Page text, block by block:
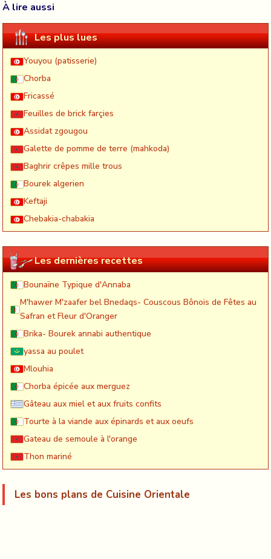
À lire aussi
Les plus lues
Youyou (patisserie)
Chorba
Fricassé
Feuilles de brick farçies
Assidat zgougou
Galette de pomme de terre (mahkoda)
Baghrir crêpes mille trous
Bourek algerien
Keftaji
Chebakia-chabakia
Les dernières recettes
Bounaïne Typique d'Annaba
M'hawer M'zaafer bel Bnedaqs- Couscous Bônois de Fêtes au
Safran et Fleur d'Oranger
Brika- Bourek annabi authentique
yassa au poulet
Mlouhia
Chorba épicée aux merguez
Gâteau aux miel et aux fruits confits
Tourte à la viande aux épinards et aux oeufs
Gateau de semoule à l'orange
Thon mariné
Les bons plans de Cuisine Orientale